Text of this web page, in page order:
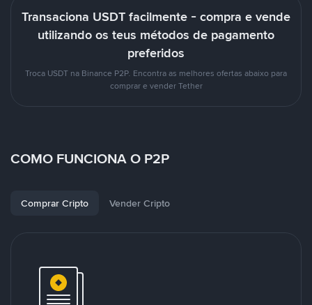
Transaciona USDT facilmente - compra e vende
utilizando os teus métodos de pagamento
preferidos
Troca USDT na Binance P2P. Encontra as melhores ofertas abaixo para
comprar e vender Tether
COMO FUNCIONA O P2P
Comprar Cripto Vender Cripto